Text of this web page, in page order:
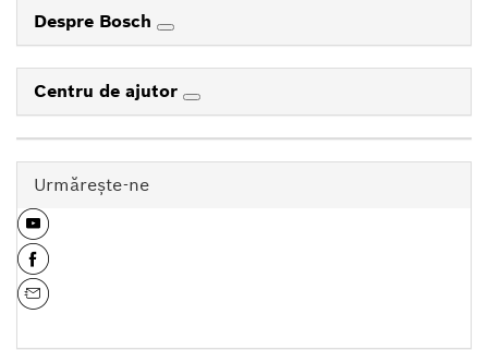
Despre Bosch
Centru de ajutor
Urmăreşte-ne